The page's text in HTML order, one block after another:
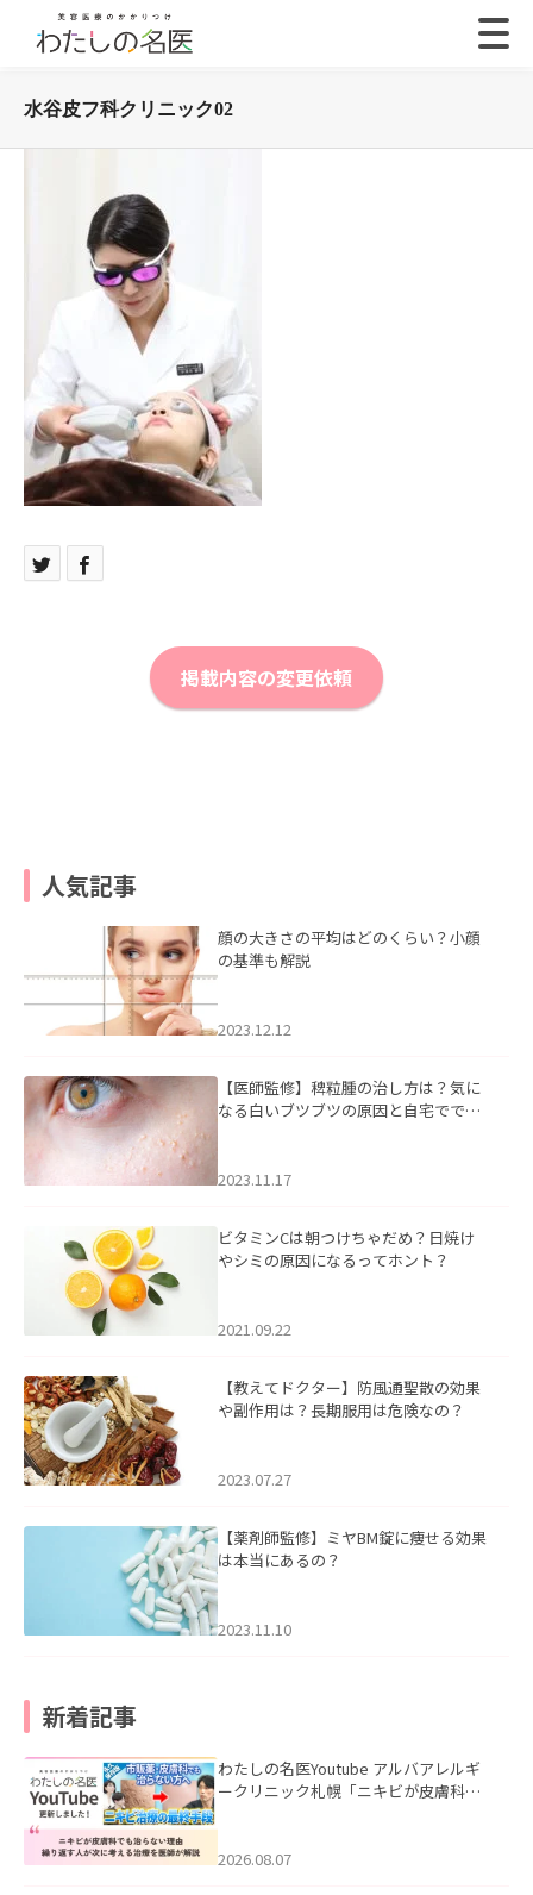
水谷皮フ科クリニック02
掲載内容の変更依頼
人気記事
顔の大きさの平均はどのくらい？小顔
の基準も解説
2023.12.12
【医師監修】稗粒腫の治し方は？気に
なる白いブツブツの原因と自宅ででき
2023.11.17
ビタミンCは朝つけちゃだめ？日焼け
やシミの原因になるってホント？
2021.09.22
【教えてドクター】防風通聖散の効果
や副作用は？長期服用は危険なの？
2023.07.27
【薬剤師監修】ミヤBM錠に痩せる効果
は本当にあるの？
2023.11.10
新着記事
わたしの名医Youtube アルバアレルギ
ークリニック札幌「ニキビが皮膚科で
ました。
2026.08.07